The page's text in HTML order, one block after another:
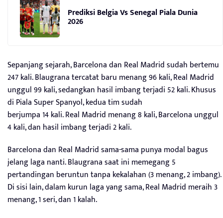
Prediksi Belgia Vs Senegal Piala Dunia
2026
Sepanjang sejarah, Barcelona dan Real Madrid sudah bertemu
247 kali. Blaugrana tercatat baru menang 96 kali, Real Madrid
unggul 99 kali, sedangkan hasil imbang terjadi 52 kali. Khusus
di Piala Super Spanyol, kedua tim sudah
berjumpa 14 kali. Real Madrid menang 8 kali, Barcelona unggul
4 kali, dan hasil imbang terjadi 2 kali.
Barcelona dan Real Madrid sama-sama punya modal bagus
jelang laga nanti. Blaugrana saat ini memegang 5
pertandingan beruntun tanpa kekalahan (3 menang, 2 imbang).
Di sisi lain, dalam kurun laga yang sama, Real Madrid meraih 3
menang, 1 seri, dan 1 kalah.